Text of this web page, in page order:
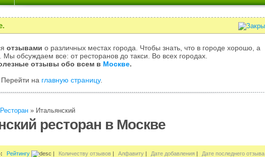
отзывами о различных местах города. Чтобы знать, что в городе хорошо, а
Мы обсуждаем все: от ресторанов до такси. Во всех городах.
отзывы обо всем в Москве.
Перейти на главную страницу.
Ресторан » Итальянский
ресторан в Москве
Рейтингу | Количеству отзывов | Алфавиту | Дате добавления | Дате последнего отзыва